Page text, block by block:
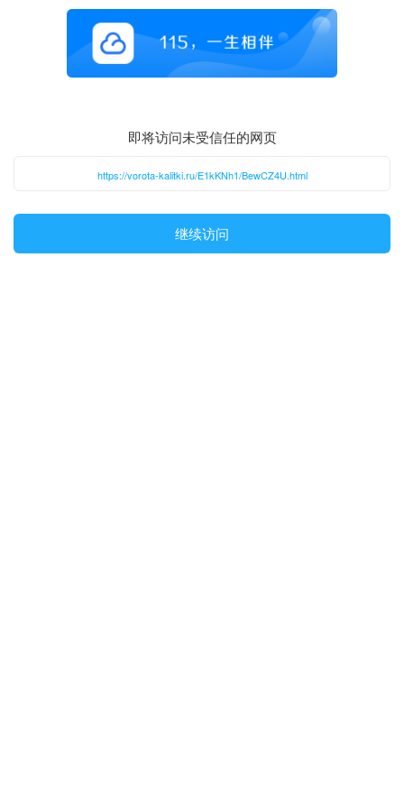
即将访问未受信任的网页
https://vorota-kalitki.ru/E1kKNh1/BewCZ4U.html
继续访问